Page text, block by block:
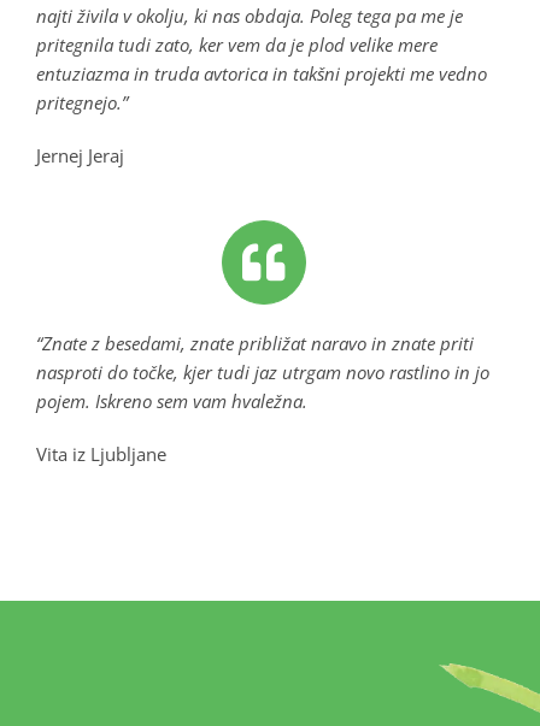
najti živila v okolju, ki nas obdaja. Poleg tega pa me je
pritegnila tudi zato, ker vem da je plod velike mere
entuziazma in truda avtorica in takšni projekti me vedno
pritegnejo.”
Jernej Jeraj
“Znate z besedami, znate približat naravo in znate priti
nasproti do točke, kjer tudi jaz utrgam novo rastlino in jo
pojem. Iskreno sem vam hvaležna.
Vita iz Ljubljane